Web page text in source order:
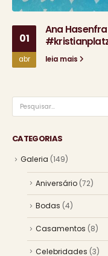
01
abr
Ana
leia mais
CATEGORIAS
Galeria (149)
Aniversário (72)
Bodas (4)
Casamentos (8)
Celebridades (3)